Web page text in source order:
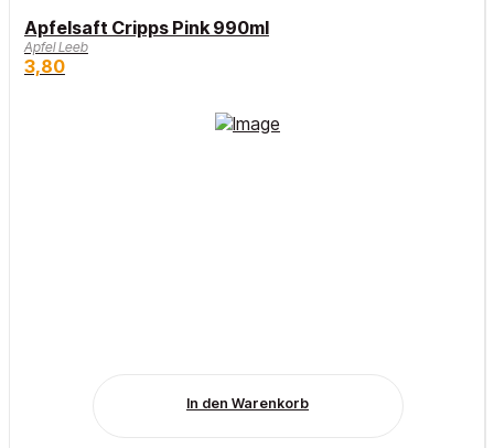
Apfelsaft Cripps Pink 990ml
Apfel Leeb
3,80
In den Warenkorb